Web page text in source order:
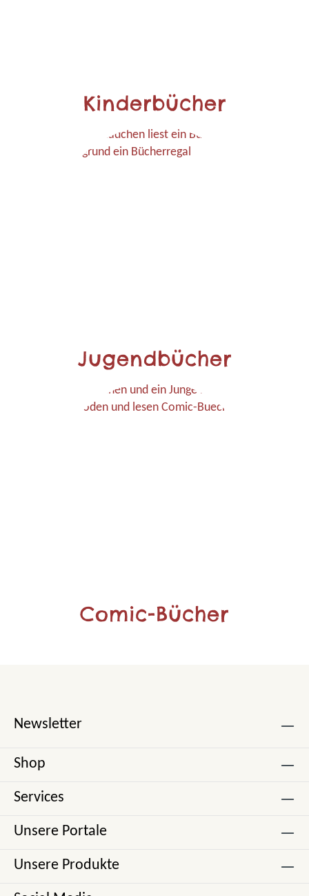
Kinderbücher
Jugendbücher
Comic-Bücher
Newsletter
Shop
Services
Unsere Portale
Unsere Produkte